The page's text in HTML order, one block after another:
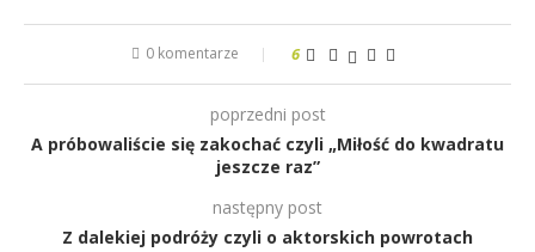
0 komentarze 6
poprzedni post
A próbowaliście się zakochać czyli „Miłość do kwadratu
jeszcze raz”
następny post
Z dalekiej podróży czyli o aktorskich powrotach